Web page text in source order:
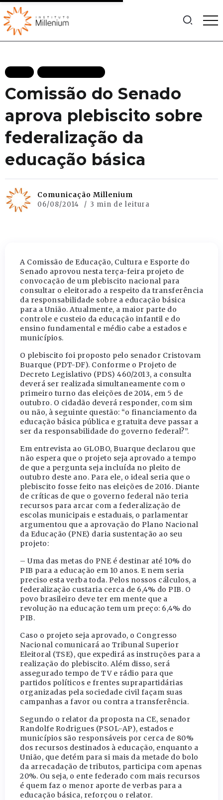
Comissão do Senado
aprova plebiscito sobre
federalização da
educação básica
Comunicação Millenium
06/08/2014 3 min de leitura
A Comissão de Educação, Cultura e Esporte do
Senado aprovou nesta terça-feira projeto de
convocação de um plebiscito nacional para
consultar o eleitorado a respeito da transferência
da responsabilidade sobre a educação básica
para a União. Atualmente, a maior parte do
controle e custeio da educação infantil e do
ensino fundamental e médio cabe a estados e
municípios.
O plebiscito foi proposto pelo senador Cristovam
Buarque (PDT-DF). Conforme o Projeto de
Decreto Legislativo (PDS) 460/2013, a consulta
deverá ser realizada simultaneamente com o
primeiro turno das eleições de 2014, em 5 de
outubro. O cidadão deverá responder, com sim
ou não, à seguinte questão: “o financiamento da
educação básica pública e gratuita deve passar a
ser da responsabilidade do governo federal?”.
Em entrevista ao GLOBO, Buarque declarou que
não espera que o projeto seja aprovado a tempo
de que a pergunta seja incluída no pleito de
outubro deste ano. Para ele, o ideal seria que o
plebiscito fosse feito nas eleições de 2016. Diante
de críticas de que o governo federal não teria
recursos para arcar com a federalização de
escolas municipais e estaduais, o parlamentar
argumentou que a aprovação do Plano Nacional
da Educação (PNE) daria sustentação ao seu
projeto:
– Uma das metas do PNE é destinar até 10% do
PIB para a educação em 10 anos. E nem seria
preciso esta verba toda. Pelos nossos cálculos, a
federalização custaria cerca de 6,4% do PIB. O
povo brasileiro deve ter em mente que a
revolução na educação tem um preço: 6,4% do
PIB.
Caso o projeto seja aprovado, o Congresso
Nacional comunicará ao Tribunal Superior
Eleitoral (TSE), que expedirá as instruções para a
realização do plebiscito. Além disso, será
assegurado tempo de TV e rádio para que
partidos políticos e frentes suprapartidárias
organizadas pela sociedade civil façam suas
campanhas a favor ou contra a transferência.
Segundo o relator da proposta na CE, senador
Randolfe Rodrigues (PSOL-AP), estados e
municípios são responsáveis por cerca de 80%
dos recursos destinados à educação, enquanto a
União, que detém para si mais da metade do bolo
da arrecadação de tributos, participa com apenas
20%. Ou seja, o ente federado com mais recursos
é quem faz o menor aporte de verbas para a
educação básica, reforçou o relator.